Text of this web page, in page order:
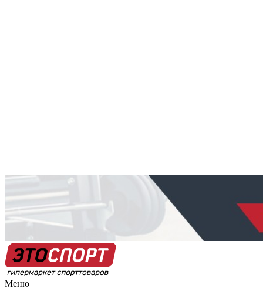
Меню